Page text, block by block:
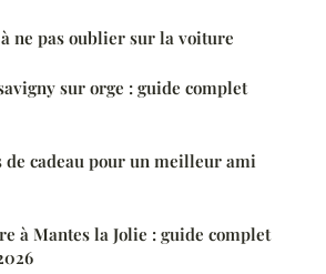
ne pas oublier sur la voiture
sur orge : guide complet
de cadeau pour un meilleur ami
à Mantes la Jolie : guide complet